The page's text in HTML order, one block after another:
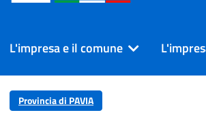
L'impresa e il comune
Provincia di PAVIA